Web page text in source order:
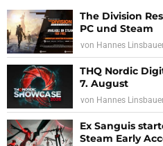
The Division
PC und Steam
von Hannes
THQ Nordic
7. August
von Hannes
Ex Sanguis
Steam Early